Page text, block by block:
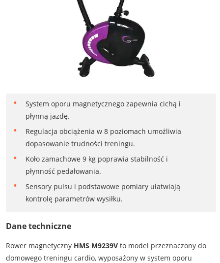
System oporu magnetycznego zapewnia cichą i
płynną jazdę.
Regulacja obciążenia w 8 poziomach umożliwia
dopasowanie trudności treningu.
Koło zamachowe 9 kg poprawia stabilność i
płynność pedałowania.
Sensory pulsu i podstawowe pomiary ułatwiają
kontrolę parametrów wysiłku.
Dane techniczne
Rower magnetyczny HMS M9239Vto model przeznaczony do
domowego treningu cardio, wyposażony w system oporu